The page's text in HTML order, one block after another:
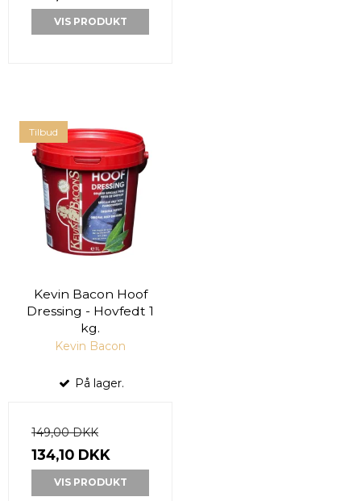
VIS PRODUKT
Tilbud
Kevin Bacon Hoof
Dressing - Hovfedt 1
kg.
Kevin Bacon
På lager.
149,00 DKK
134,10 DKK
VIS PRODUKT